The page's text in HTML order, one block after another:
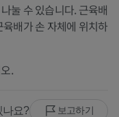
눌 수 있습니다. 근육배
배가 손 자체에 위치하
.
나요? 보고하기